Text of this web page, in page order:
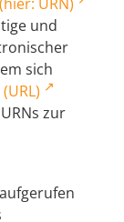
und
sich
zur